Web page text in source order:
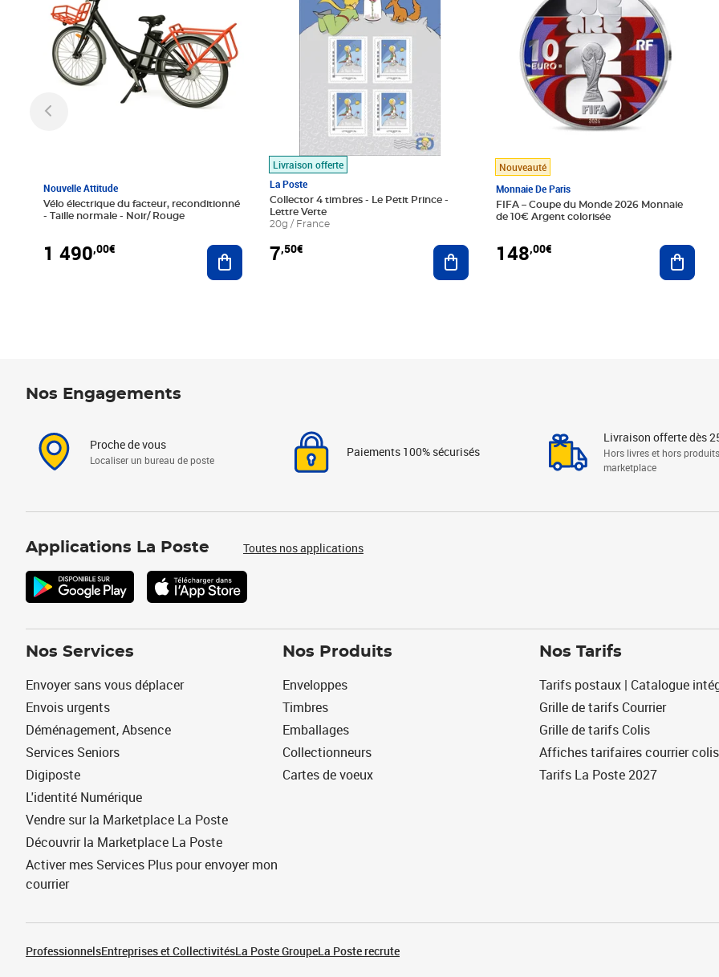
Nouvelle Attitude
Vélo électrique du facteur, reconditionné
- Taille normale - Noir/ Rouge
1 490,00€ Ajouter au panier
Livraison offerte
La Poste
Collector 4 timbres - Le Petit Prince -
Lettre Verte
20g / France
7,50€ Ajouter au panier
Nouveauté
Monnaie De Paris
FIFA – Coupe du Monde 2026 Monnaie
de 10€ Argent colorisée
148,00€
Nos Engagements
Proche de vous
Localiser un bureau de poste
Paiements 100% sécurisés
Livraison offerte dès
Hors livres et hors produits
marketplace
Applications La Poste Toutes nos applications
Nos Services
Envoyer sans vous déplacer
Envois urgents
Déménagement, Absence
Services Seniors
Digiposte
L'identité Numérique
Vendre sur la Marketplace La Poste
Découvrir la Marketplace La Poste
Activer mes Services Plus pour envoyer mon
courrier
Nos Produits
Enveloppes
Timbres
Emballages
Collectionneurs
Cartes de voeux
Nos Tarifs
Tarifs postaux | Catalogue
Grille de tarifs Courrier
Grille de tarifs Colis
Affiches tarifaires courrier colis
Tarifs La Poste 2027
ProfessionnelsEntreprises et CollectivitésLa Poste GroupeLa Poste recrute